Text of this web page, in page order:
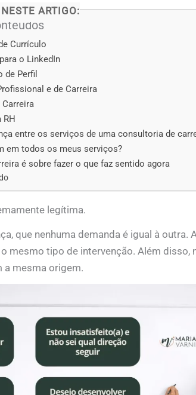
ARTIGO:
Currículo
o LinkedIn
de Perfil
e de Carreira
RH
entre os serviços de uma consultoria de
em todos os meus serviços?
é sobre fazer o que faz sentido agora
legítima.
que nenhuma demanda é igual à outra.
mesmo tipo de intervenção. Além disso,
a mesma origem.